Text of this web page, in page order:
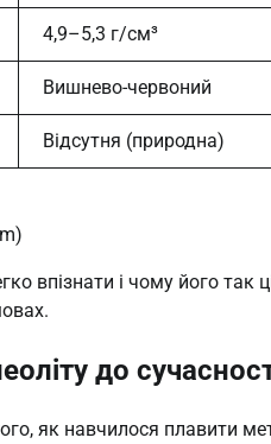
4,9–5,3 г/см³
Вишнево-червоний
Відсутня (природна)
впізнати і чому його так
до
як навчилося плавити